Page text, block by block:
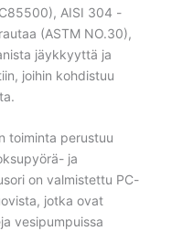
AISI 304 -
(ASTM NO.30),
jäykkyyttä ja
joihin kohdistuu
toiminta perustuu
ja
on valmistettu PC-
jotka ovat
vesipumpuissa